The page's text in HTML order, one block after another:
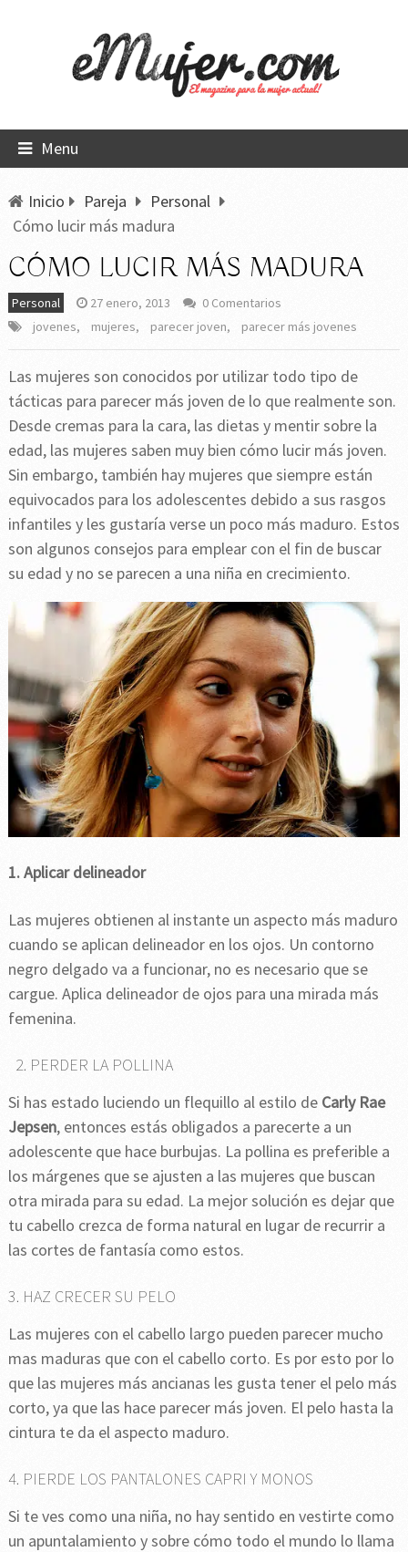
Menu
Inicio Pareja
Personal
Cómo lucir más madura
CÓMO LUCIR MÁS MADURA
Personal 27 enero, 2013
0 Comentarios
jovenes, mujeres, parecer joven, parecer más jovenes
Las mujeres son conocidos por utilizar todo tipo de
tácticas para parecer más joven de lo que realmente son.
Desde cremas para la cara, las dietas y mentir sobre la
edad, las mujeres saben muy bien cómo lucir más joven.
Sin embargo, también hay mujeres que siempre están
equivocados para los adolescentes debido a sus rasgos
infantiles y les gustaría verse un poco más maduro. Estos
son algunos consejos para emplear con el fin de buscar
su edad y no se parecen a una niña en crecimiento.
1. Aplicar delineador
Las mujeres obtienen al instante un aspecto más maduro
cuando se aplican delineador en los ojos. Un contorno
negro delgado va a funcionar, no es necesario que se
cargue. Aplica delineador de ojos para una mirada más
femenina.
2. PERDER LA POLLINA
Si has estado luciendo un flequillo al estilo de Carly Rae
Jepsen, entonces estás obligados a parecerte a un
adolescente que hace burbujas. La pollina es preferible a
los márgenes que se ajusten a las mujeres que buscan
otra mirada para su edad. La mejor solución es dejar que
tu cabello crezca de forma natural en lugar de recurrir a
las cortes de fantasía como estos.
3. HAZ CRECER SU PELO
Las mujeres con el cabello largo pueden parecer mucho
mas maduras que con el cabello corto. Es por esto por lo
que las mujeres más ancianas les gusta tener el pelo más
corto, ya que las hace parecer más joven. El pelo hasta la
cintura te da el aspecto maduro.
4. PIERDE LOS PANTALONES CAPRI Y MONOS
Si te ves como una niña, no hay sentido en vestirte como
un apuntalamiento y sobre cómo todo el mundo lo llama